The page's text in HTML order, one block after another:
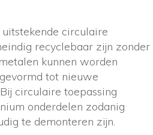
circulaire
recyclebaar zijn zonder
kunnen worden
tot nieuwe
circulaire toepassing
onderdelen zodanig
te demonteren zijn.